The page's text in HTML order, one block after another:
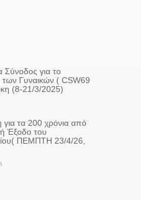
Σύνοδος για το
Γυναικών ( CSW69
(8-21/3/2025)
τα 200 χρόνια από
Έξοδο του
ΠΕΜΠΤΗ 23/4/26,